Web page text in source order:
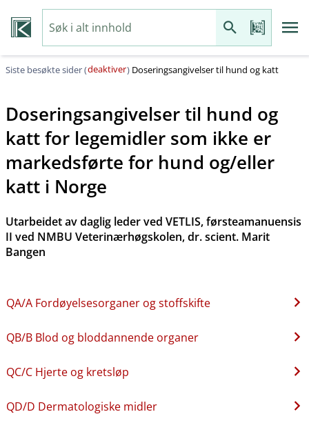
Siste besøkte sider (deaktiver) Doseringsangivelser til hund og katt
Doseringsangivelser til hund og
katt for legemidler som ikke er
markedsførte for hund og​/​eller
katt i Norge
Utarbeidet av daglig leder ved VETLIS, førsteamanuensis
II ved NMBU Veterinærhøgskolen, dr. scient. Marit
Bangen
QA​/​A Fordøyelsesorganer og stoffskifte
QB​/​B Blod og bloddannende organer
QC​/​C Hjerte og kretsløp
QD​/​D Dermatologiske midler